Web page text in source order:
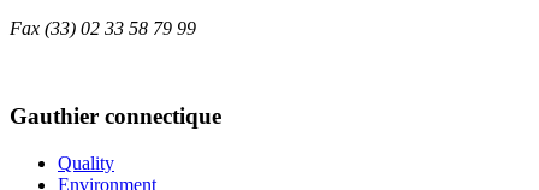
Fax (33) 02 33 58 79 99
Gauthier connectique
Quality
Environment